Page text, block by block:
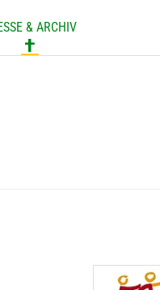
& ARCHIV